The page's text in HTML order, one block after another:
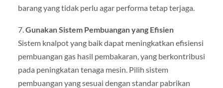
barang yang tidak perlu agar performa tetap terjaga.
7. Gunakan Sistem Pembuangan yang Efisien
Sistem knalpot yang baik dapat meningkatkan efisiensi
pembuangan gas hasil pembakaran, yang berkontribusi
pada peningkatan tenaga mesin. Pilih sistem
pembuangan yang sesuai dengan standar pabrikan